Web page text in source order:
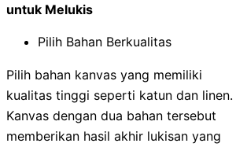
untuk Melukis
Pilih Bahan Berkualitas
Pilih bahan kanvas yang memiliki
kualitas tinggi seperti katun dan linen.
Kanvas dengan dua bahan tersebut
memberikan hasil akhir lukisan yang